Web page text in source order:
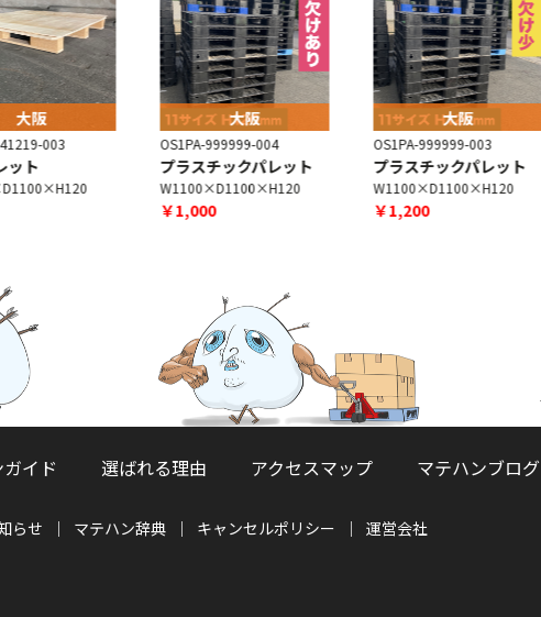
大阪
003
ット
大阪
OS1PA-999999-004
プラスチックパレット
W1100×D1100×H120
￥1,000
大阪
OS1PA-999999-003
プラスチックパレット
W1100×D1100×H120
￥1,200
イド 選ばれる理由 アクセスマップ マテハンブログ
らせ マテハン辞典 キャンセルポリシー 運営会社